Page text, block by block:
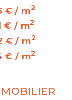
€ / m2
€ / m2
€ / m2
€ / m2